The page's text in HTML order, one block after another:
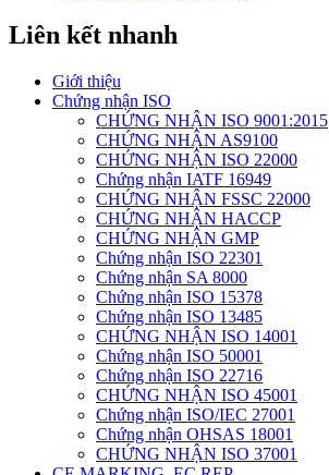
Liên kết nhanh
Giới thiệu
Chứng nhận ISO
CHỨNG NHẬN ISO 9001:2015
CHỨNG NHẬN AS9100
CHỨNG NHẬN ISO 22000
Chứng nhận IATF 16949
CHỨNG NHẬN FSSC 22000
CHỨNG NHẬN HACCP
CHỨNG NHẬN GMP
Chứng nhận ISO 22301
Chứng nhận SA 8000
Chứng nhận ISO 15378
Chứng nhận ISO 13485
CHỨNG NHẬN ISO 14001
Chứng nhận ISO 50001
Chứng nhận ISO 22716
CHỨNG NHẬN ISO 45001
Chứng nhận ISO/IEC 27001
Chứng nhận OHSAS 18001
CHỨNG NHẬN ISO 37001